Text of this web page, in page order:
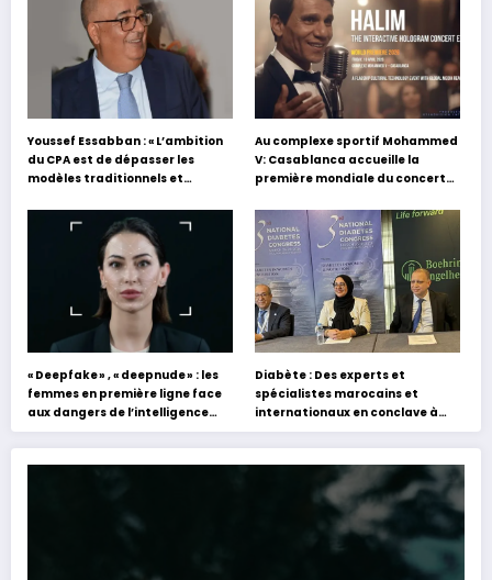
Youssef Essabban : « L’ambition
du CPA est de dépasser les
modèles traditionnels et
s’appuyant sur le partage des
expériences »
Au complexe sportif Mohammed
V: Casablanca accueille la
première mondiale du concert
Hafez
« Deepfake » , « deepnude » : les
femmes en première ligne face
aux dangers de l’intelligence
artificielle
Diabète : Des experts et
spécialistes marocains et
internationaux en conclave à
Tanger